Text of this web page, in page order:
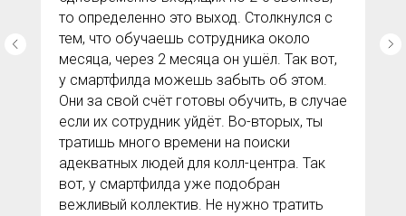
то определенно это выход. Столкнулся с
тем, что обучаешь сотрудника около
месяца, через 2 месяца он ушёл. Так вот,
у смартфилда можешь забыть об этом.
Они за свой счёт готовы обучить, в случае
если их сотрудник уйдёт. Во-вторых, ты
тратишь много времени на поиски
адекватных людей для колл-центра. Так
вот, у смартфилда уже подобран
вежливый коллектив. Не нужно тратить